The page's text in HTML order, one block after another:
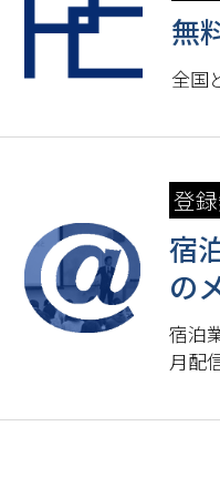
無
全国
登
宿
の
宿泊
月配